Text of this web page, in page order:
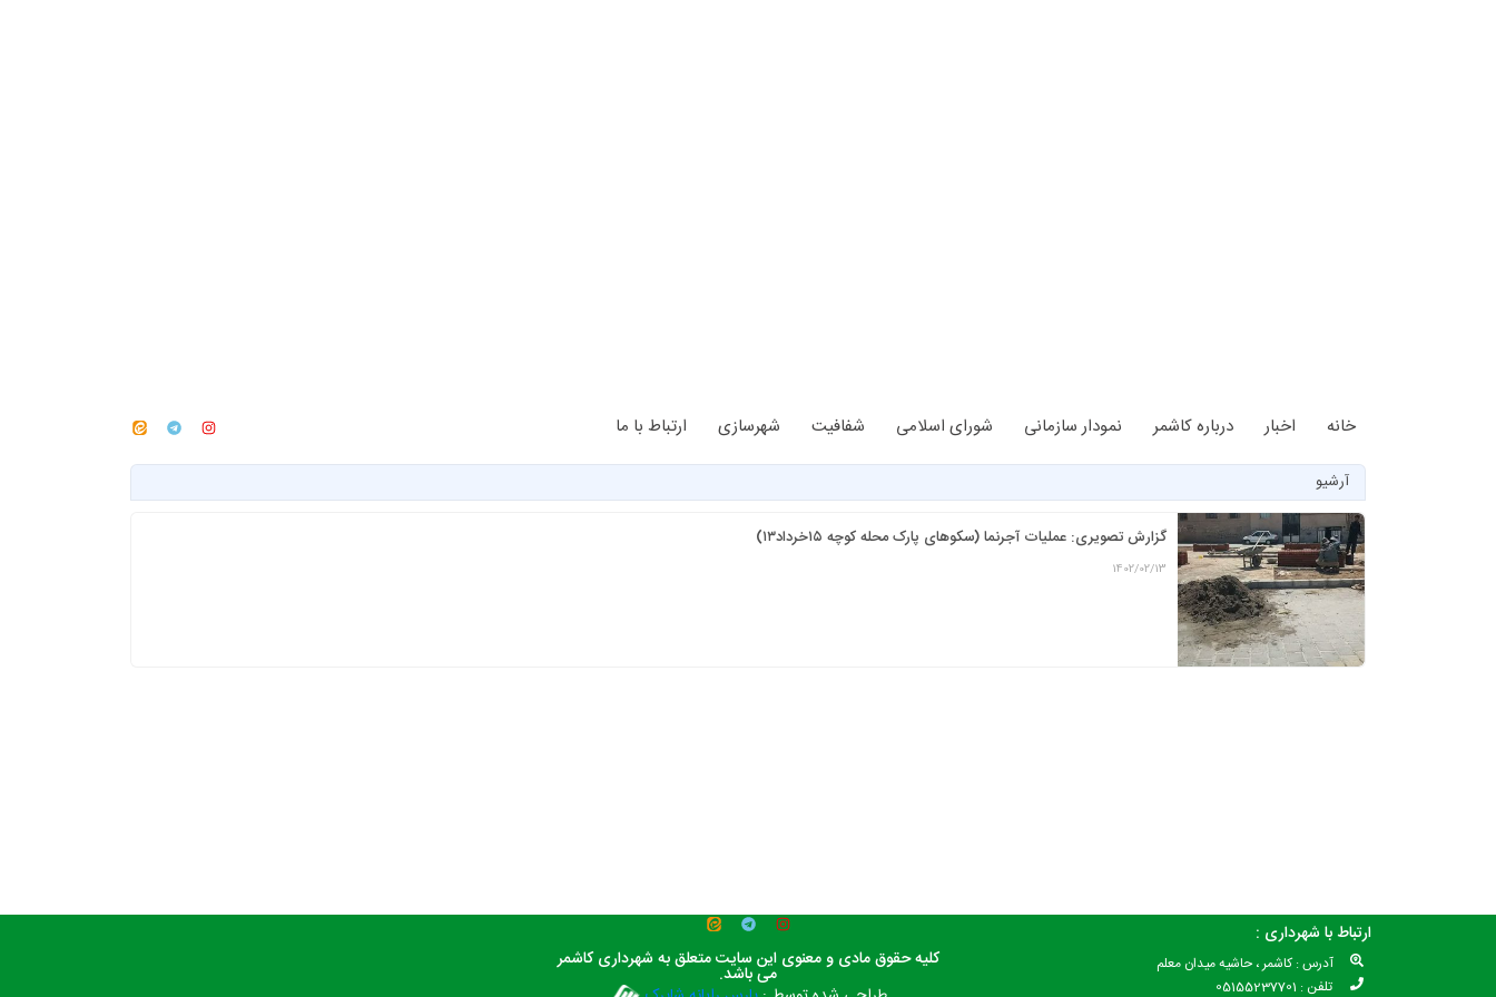
خانه اخبار درباره کاشمر نمودار سازمانی شورای اسلامی شفافیت شهرسازی ارتباط با ما
آرشیو
گزارش تصویری: عملیات آجرنما (سکوهای پارک محله کوچه ۱۵خرداد۱۳)
1402/02/13
ارتباط با شهرداری :
آدرس : کاشمر ، حاشیه میدان معلم
تلفن : 05155237701
کلیه حقوق مادی و معنوی این سایت متعلق به شهرداری کاشمر
می باشد.